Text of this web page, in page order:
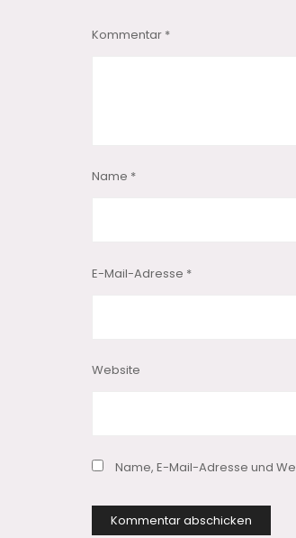
Kommentar *
Name *
E-Mail-Adresse *
Website
Name, E-Mail-Adresse und